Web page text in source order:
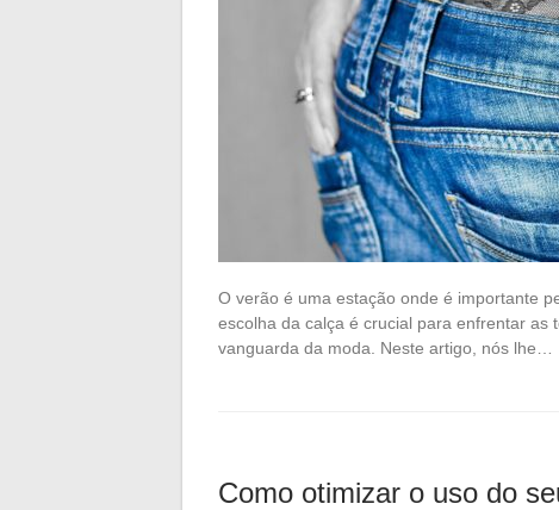
O verão é uma estação onde é importante
escolha da calça é crucial para enfrentar
vanguarda da moda. Neste artigo, nós lhe…
Como otimizar o uso do